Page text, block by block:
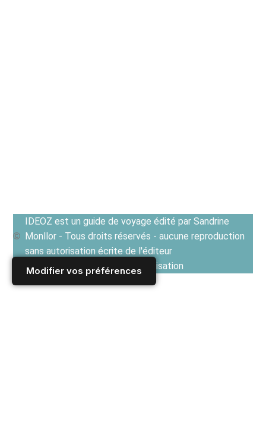
Modifier vos préférences
IDEOZ est un guide de voyage édité par Sandrine
Monllor - Tous droits réservés - aucune reproduction
sans autorisation écrite de l'éditeur
Voir les Conditions générales d'utilisation